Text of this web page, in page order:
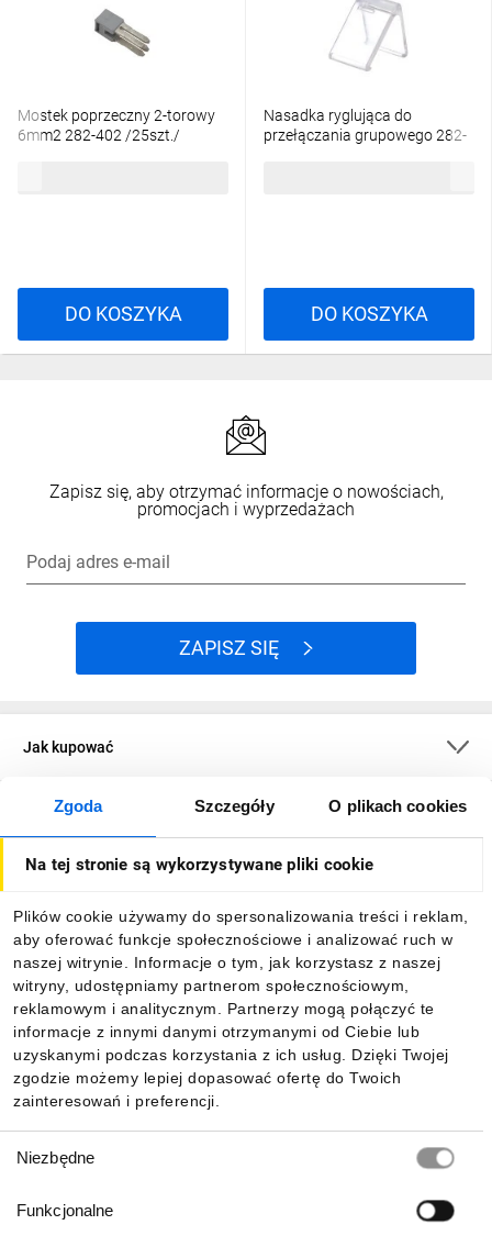
Zgoda Szczegóły O plikach cookies
Na tej stronie są wykorzystywane pliki cookie
Plików cookie używamy do spersonalizowania treści i reklam,
aby oferować funkcje społecznościowe i analizować ruch w
naszej witrynie. Informacje o tym, jak korzystasz z naszej
witryny, udostępniamy partnerom społecznościowym,
reklamowym i analitycznym. Partnerzy mogą połączyć te
informacje z innymi danymi otrzymanymi od Ciebie lub
uzyskanymi podczas korzystania z ich usług. Dzięki Twojej
zgodzie możemy lepiej dopasować ofertę do Twoich
zainteresowań i preferencji.
zgody
Niezbędne
Funkcjonalne
Mostek poprzeczny 2-torowy
6mm2 282-402 /25szt./
DO KOSZYKA
Nasadka ryglująca do
przełączania grupowego 282-
DO KOSZYKA
Zapisz się, aby otrzymać informacje o nowościach,
promocjach i wyprzedażach
Podaj adres e-mail
ZAPISZ SIĘ
Jak kupować
O firmie
Informacje
Pobierz naszą aplikację mobilną: